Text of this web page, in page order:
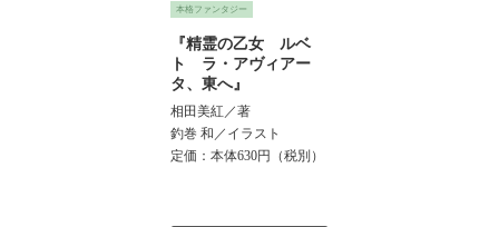
本格ファンタジー
『精霊の乙女 ルベ
ト ラ・アヴィアー
タ、東へ』
相田美紅／著
釣巻 和／イラスト
定価：本体630円（税別）